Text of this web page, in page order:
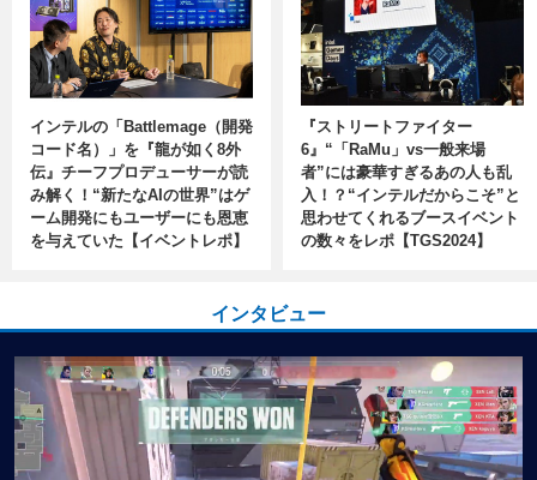
インテルの「Battlemage（開発
コード名）」を『龍が如く8外
伝』チーフプロデューサーが読
み解く！“新たなAIの世界”はゲ
ーム開発にもユーザーにも恩恵
を与えていた【イベントレポ】
『ストリートファイター
6』“「RaMu」vs一般来場
者”には豪華すぎるあの人も乱
入！？“インテルだからこそ”と
思わせてくれるブースイベント
の数々をレポ【TGS2024】
インタビュー